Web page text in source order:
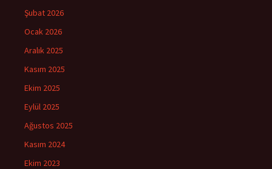
Şubat 2026
Ocak 2026
Aralık 2025
Kasım 2025
Ekim 2025
Eylül 2025
Ağustos 2025
Kasım 2024
Ekim 2023